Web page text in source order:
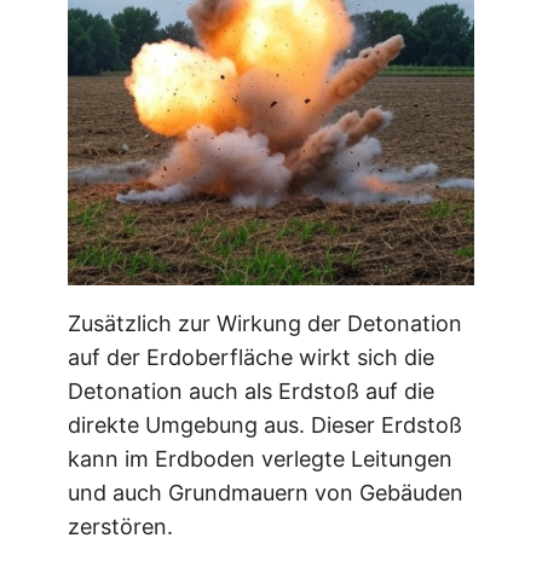
Zusätzlich zur Wirkung der Detonation
auf der Erdoberfläche wirkt sich die
Detonation auch als Erdstoß auf die
direkte Umgebung aus. Dieser Erdstoß
kann im Erdboden verlegte Leitungen
und auch Grundmauern von Gebäuden
zerstören.